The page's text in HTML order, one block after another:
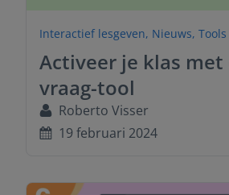
Interactief lesgeven, Nieuws,
Activeer je klas met
vraag-tool
Roberto Visser
19 februari 2024